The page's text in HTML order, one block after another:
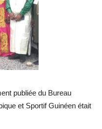
publiée du Bureau
et Sportif Guinéen était